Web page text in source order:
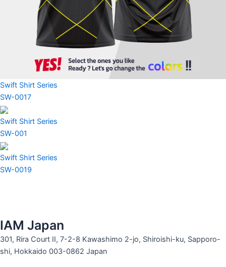
Swift Shirt Series
SW-0017
Swift Shirt Series
SW-001
Swift Shirt Series
SW-0019
IAM Japan
301, Rira Court II, 7-2-8 Kawashimo 2-jo, Shiroishi-ku, Sapporo-
shi, Hokkaido 003-0862 Japan